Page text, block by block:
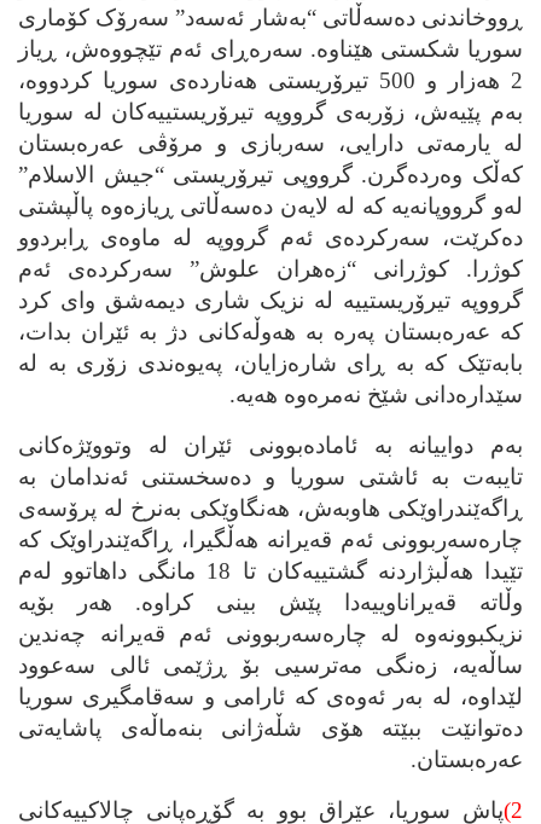
ڕووخاندنی ده‌سه‌ڵاتی “به‌شار ئه‌سه‌د” سه‌رۆک کۆماری
سوریا شکستی هێناوه‌. سه‌ره‌ڕای ئه‌م تێچووه‌ش، ڕیاز
2 هه‌زار و 500 تیرۆریستی هه‌نارده‌ی سوریا کردووه‌،
به‌م پێیه‌ش، زۆربه‌ی گرووپه‌ تیرۆریستییه‌کان له‌ سوریا
له‌ یارمه‌تی دارایی، سه‌ربازی و مرۆڤی عه‌ره‌بستان
که‌ڵک وه‌رده‌گرن. گرووپی تیرۆریستی “جیش الاسلام”
له‌و گرووپانه‌یه‌ که‌ له‌ لایه‌ن ده‌سه‌ڵاتی ڕیازه‌وه‌ پاڵپشتی
ده‌کرێت، سه‌رکرده‌ی ئه‌م گرووپه‌ له‌ ماوه‌ی ڕابردوو
کوژرا. کوژرانی “زه‌هران علوش” سه‌رکرده‌ی ئه‌م
گرووپه‌ تیرۆریستییه‌ له‌ نزیک شاری دیمه‌شق وای کرد
که‌ عه‌ره‌بستان په‌ره‌ به‌ هه‌وڵه‌کانی دژ به‌ ئێران بدات،
بابه‌تێک که‌ به‌ ڕای شاره‌زایان، په‌یوه‌ندی زۆری به‌ له‌
سێداره‌دانی شێخ نه‌مره‌وه‌ هه‌یه‌.
به‌م دواییانه‌ به‌ ئاماده‌بوونی ئێران له‌ وتووێژه‌کانی
تایبه‌ت به‌ ئاشتی سوریا و ده‌سخستنی ئه‌ندامان به‌
ڕاگه‌ێندراوێکی هاوبه‌ش، هه‌نگاوێکی به‌نرخ له‌ پرۆسه‌ی
چاره‌سه‌ربوونی ئه‌م قه‌یرانه‌ هه‌ڵگیرا، ڕاگه‌ێندراوێک که‌
تێیدا هه‌ڵبژاردنه‌ گشتییه‌کان تا 18 مانگی داهاتوو له‌م
وڵاته‌ قه‌یراناوییه‌دا پێش بینی کراوه‌. هه‌ر بۆیه‌
نزیکبوونه‌وه‌ له‌ چاره‌سه‌ربوونی ئه‌م قه‌یرانه‌ چه‌ندین
ساڵه‌یه‌، زه‌نگی مه‌ترسیی بۆ ڕژێمی ئالی سه‌عوود
لێداوه‌، له‌ به‌ر ئه‌وه‌ی که‌ ئارامی و سه‌قامگیری سوریا
ده‌توانێت ببێته‌ هۆی شڵه‌ژانی بنه‌ماڵه‌ی پاشایه‌تی
عه‌ره‌بستان.
2) پاش سوریا، عێراق بوو به‌ گۆڕه‌پانی چالاکییه‌کانی